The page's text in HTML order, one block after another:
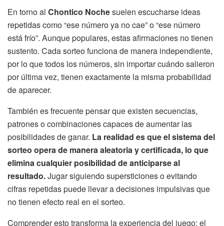
En torno al Chontico Nochesuelen escucharse ideas
repetidas como “ese número ya no cae” o “ese número
está frío”. Aunque populares, estas afirmaciones no tienen
sustento. Cada sorteo funciona de manera independiente,
por lo que todos los números, sin importar cuándo salieron
por última vez, tienen exactamente la misma probabilidad
de aparecer.
También es frecuente pensar que existen secuencias,
patrones o combinaciones capaces de aumentar las
posibilidades de ganar. La realidad es que el sistema del
sorteo opera de manera aleatoria y certificada, lo que
elimina cualquier posibilidad de anticiparse al
resultado.Jugar siguiendo supersticiones o evitando
cifras repetidas puede llevar a decisiones impulsivas que
no tienen efecto real en el sorteo.
Comprender esto transforma la experiencia del juego: el